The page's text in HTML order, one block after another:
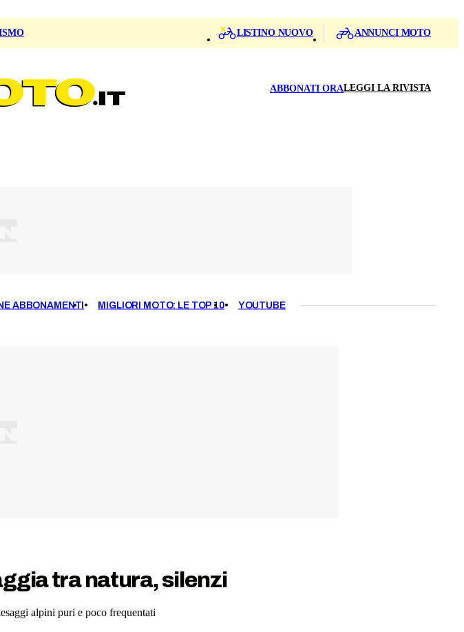
LISTINO NUOVO ANNUNCI MOTO
ABBONATI ORALEGGI LA RIVISTA
ABBONAMENTI MIGLIORI MOTO: LE TOP 10 YOUTUBE
tra natura, silenzi
alpini puri e poco frequentati